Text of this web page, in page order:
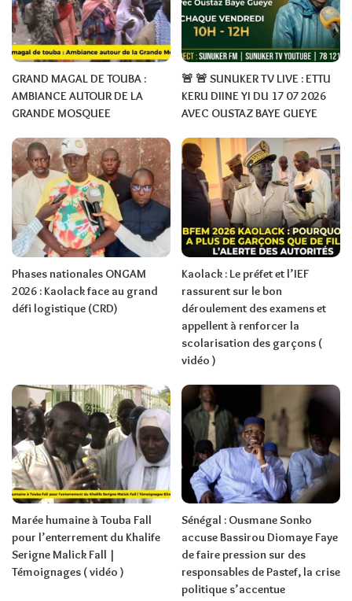
GRAND MAGAL DE TOUBA :
AMBIANCE AUTOUR DE LA
GRANDE MOSQUEE
🚨 🚨 SUNUKER TV LIVE : ETTU
KERU DIINE YI DU 17 07 2026
AVEC OUSTAZ BAYE GUEYE
Phases nationales ONGAM
2026 : Kaolack face au grand
défi logistique (CRD)
Kaolack : Le préfet et l’IEF
rassurent sur le bon
déroulement des examens et
appellent à renforcer la
scolarisation des garçons (
vidéo )
Marée humaine à Touba Fall
pour l’enterrement du Khalife
Serigne Malick Fall |
Témoignages ( vidéo )
Sénégal : Ousmane Sonko
accuse Bassirou Diomaye Faye
de faire pression sur des
responsables de Pastef, la crise
politique s’accentue